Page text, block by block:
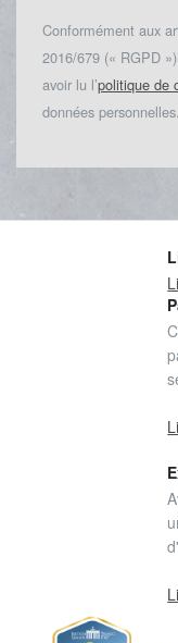
Conformément aux
2016/679 (« RGPD
avoir lu l’politique de
données personnelles.